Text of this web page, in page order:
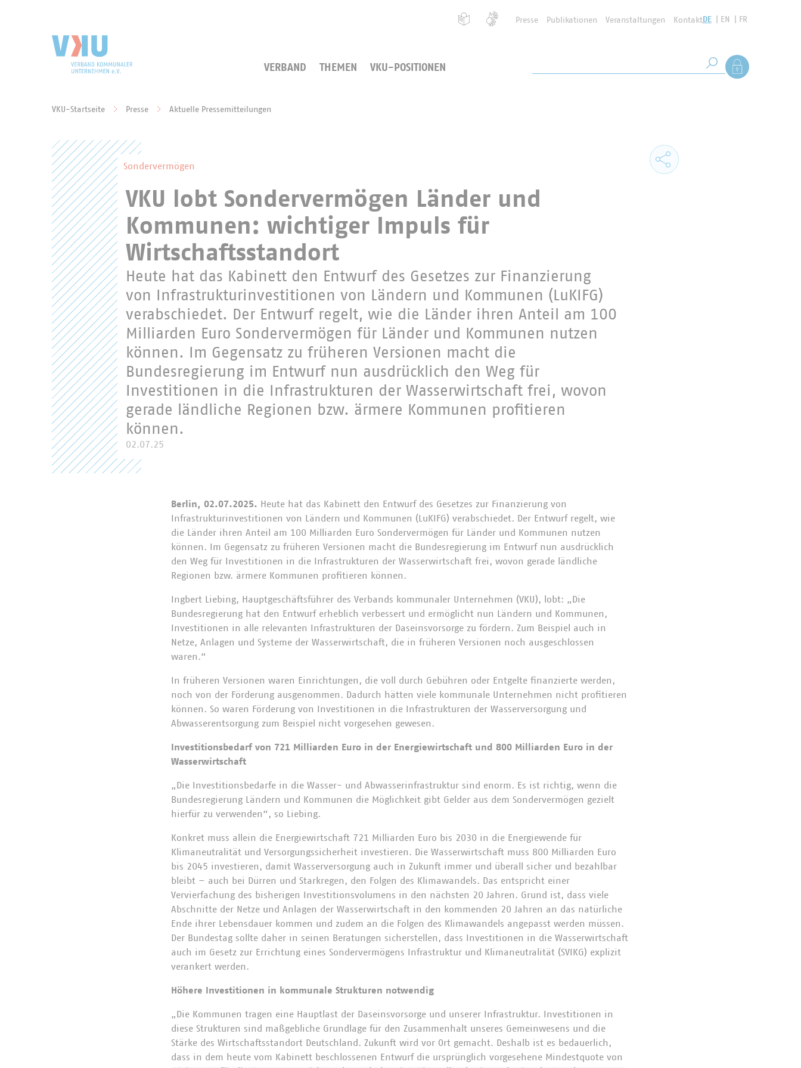
Presse Publikationen Veranstaltungen KontaktDE EN FR
VERBAND THEMEN VKU-POSITIONEN Suche starten
Als Mitglied
VKU-Startseite Presse Aktuelle Pressemitteilungen
Sondervermögen
VKU lobt Sondervermögen Länder und
Kommunen: wichtiger Impuls für
Wirtschaftsstandort
Heute hat das Kabinett den Entwurf des Gesetzes zur Finanzierung
von Infrastrukturinvestitionen von Ländern und Kommunen (LuKIFG)
verabschiedet. Der Entwurf regelt, wie die Länder ihren Anteil am 100
Milliarden Euro Sondervermögen für Länder und Kommunen nutzen
können. Im Gegensatz zu früheren Versionen macht die
Bundesregierung im Entwurf nun ausdrücklich den Weg für
Investitionen in die Infrastrukturen der Wasserwirtschaft frei, wovon
gerade ländliche Regionen bzw. ärmere Kommunen profitieren
können.
02.07.25
Berlin, 02.07.2025. Heute hat das Kabinett den Entwurf des Gesetzes zur Finanzierung von
Infrastrukturinvestitionen von Ländern und Kommunen (LuKIFG) verabschiedet. Der Entwurf regelt, wie
die Länder ihren Anteil am 100 Milliarden Euro Sondervermögen für Länder und Kommunen nutzen
können. Im Gegensatz zu früheren Versionen macht die Bundesregierung im Entwurf nun ausdrücklich
den Weg für Investitionen in die Infrastrukturen der Wasserwirtschaft frei, wovon gerade ländliche
Regionen bzw. ärmere Kommunen profitieren können.
Ingbert Liebing, Hauptgeschäftsführer des Verbands kommunaler Unternehmen (VKU), lobt: „Die
Bundesregierung hat den Entwurf erheblich verbessert und ermöglicht nun Ländern und Kommunen,
Investitionen in alle relevanten Infrastrukturen der Daseinsvorsorge zu fördern. Zum Beispiel auch in
Netze, Anlagen und Systeme der Wasserwirtschaft, die in früheren Versionen noch ausgeschlossen
waren.“
In früheren Versionen waren Einrichtungen, die voll durch Gebühren oder Entgelte finanzierte werden,
noch von der Förderung ausgenommen. Dadurch hätten viele kommunale Unternehmen nicht profitieren
können. So waren Förderung von Investitionen in die Infrastrukturen der Wasserversorgung und
Abwasserentsorgung zum Beispiel nicht vorgesehen gewesen.
Investitionsbedarf von 721 Milliarden Euro in der Energiewirtschaft und 800 Milliarden Euro in der
Wasserwirtschaft
„Die Investitionsbedarfe in die Wasser- und Abwasserinfrastruktur sind enorm. Es ist richtig, wenn die
Bundesregierung Ländern und Kommunen die Möglichkeit gibt Gelder aus dem Sondervermögen gezielt
hierfür zu verwenden“, so Liebing.
Konkret muss allein die Energiewirtschaft 721 Milliarden Euro bis 2030 in die Energiewende für
Klimaneutralität und Versorgungssicherheit investieren. Die Wasserwirtschaft muss 800 Milliarden Euro
bis 2045 investieren, damit Wasserversorgung auch in Zukunft immer und überall sicher und bezahlbar
bleibt – auch bei Dürren und Starkregen, den Folgen des Klimawandels. Das entspricht einer
Vervierfachung des bisherigen Investitionsvolumens in den nächsten 20 Jahren. Grund ist, dass viele
Abschnitte der Netze und Anlagen der Wasserwirtschaft in den kommenden 20 Jahren an das natürliche
Ende ihrer Lebensdauer kommen und zudem an die Folgen des Klimawandels angepasst werden müssen.
Der Bundestag sollte daher in seinen Beratungen sicherstellen, dass Investitionen in die Wasserwirtschaft
auch im Gesetz zur Errichtung eines Sondervermögens Infrastruktur und Klimaneutralität (SVIKG) explizit
verankert werden.
Höhere Investitionen in kommunale Strukturen notwendig
„Die Kommunen tragen eine Hauptlast der Daseinsvorsorge und unserer Infrastruktur. Investitionen in
diese Strukturen sind maßgebliche Grundlage für den Zusammenhalt unseres Gemeinwesens und die
Stärke des Wirtschaftsstandort Deutschland. Zukunft wird vor Ort gemacht. Deshalb ist es bedauerlich,
dass in dem heute vom Kabinett beschlossenen Entwurf die ursprünglich vorgesehene Mindestquote von